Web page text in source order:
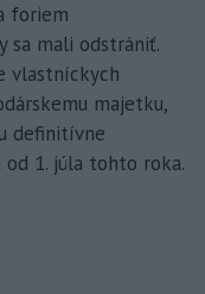
foriem
sa mali odstrániť.
vlastníckych
majetku,
definitívne
od 1. júla tohto roka.